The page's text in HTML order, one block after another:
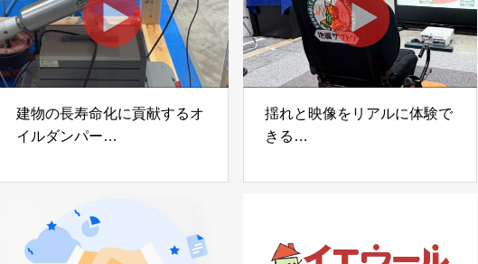
建物の長寿命化に貢献するオ
イルダンパー
「evoltz」
揺れと映像をリアルに体験で
きる
「地震ザブトン」